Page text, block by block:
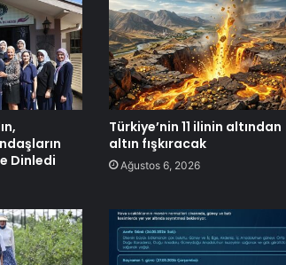
Dinledi
Türkiye’nin 11 ilinin altından
altın fışkıracak
Ağustos 6, 2026